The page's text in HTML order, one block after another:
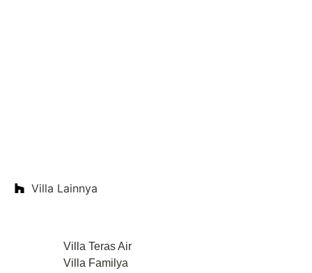
Villa Lainnya
Villa Teras Air
Villa Familya